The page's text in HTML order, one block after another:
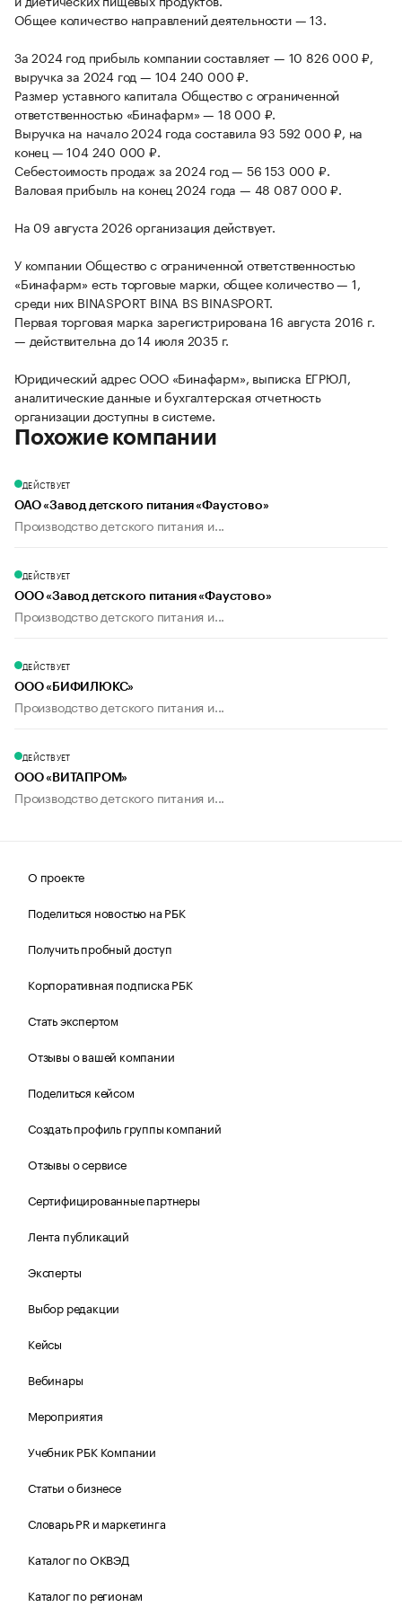
Общее количество направлений деятельности — 13.
За 2024 год прибыль компании составляет — 10 826 000 ₽,
выручка за 2024 год — 104 240 000 ₽.
Размер уставного капитала Общество с ограниченной
ответственностью «Бинафарм» — 18 000 ₽.
Выручка на начало 2024 года составила 93 592 000 ₽, на
конец — 104 240 000 ₽.
Себестоимость продаж за 2024 год — 56 153 000 ₽.
Валовая прибыль на конец 2024 года — 48 087 000 ₽.
На 09 августа 2026 организация действует.
У компании Общество с ограниченной ответственностью
«Бинафарм» есть торговые марки, общее количество — 1,
среди них BINASPORT BINA BS BINASPORT.
Первая торговая марка зарегистрирована 16 августа 2016 г.
— действительна до 14 июля 2035 г.
Юридический адрес ООО «Бинафарм», выписка ЕГРЮЛ,
аналитические данные и бухгалтерская отчетность
организации доступны в системе.
Похожие компании
ДЕЙСТВУЕТ
ОАО «Завод детского питания «Фаустово»
Производство детского питания и...
ДЕЙСТВУЕТ
ООО «Завод детского питания «Фаустово»
Производство детского питания и...
ДЕЙСТВУЕТ
ООО «БИФИЛЮКС»
Производство детского питания и...
ДЕЙСТВУЕТ
ООО «ВИТАПРОМ»
Производство детского питания и...
О проекте
Поделиться новостью на РБК
Получить пробный доступ
Корпоративная подписка РБК
Стать экспертом
Отзывы о вашей компании
Поделиться кейсом
Создать профиль группы компаний
Отзывы о сервисе
Сертифицированные партнеры
Лента публикаций
Эксперты
Выбор редакции
Кейсы
Вебинары
Мероприятия
Учебник РБК Компании
Статьи о бизнесе
Словарь PR и маркетинга
Каталог по ОКВЭД
Каталог по регионам